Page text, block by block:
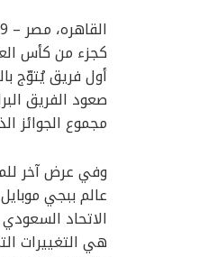
أول فريق يُتوّج
مجموع الجوائز الذي يبلغ 3
وفي عرض آخر
الاتحاد
هي التغييرات